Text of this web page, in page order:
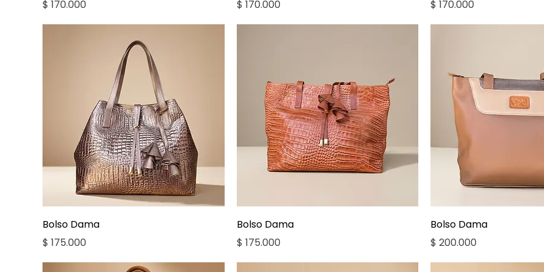
Precio
$ 170.000
Precio
$ 170.000
Precio
$ 170.000
Bolso Dama
Precio
$ 175.000
Bolso Dama
Precio
$ 175.000
Bolso Dama
Precio
$ 200.000